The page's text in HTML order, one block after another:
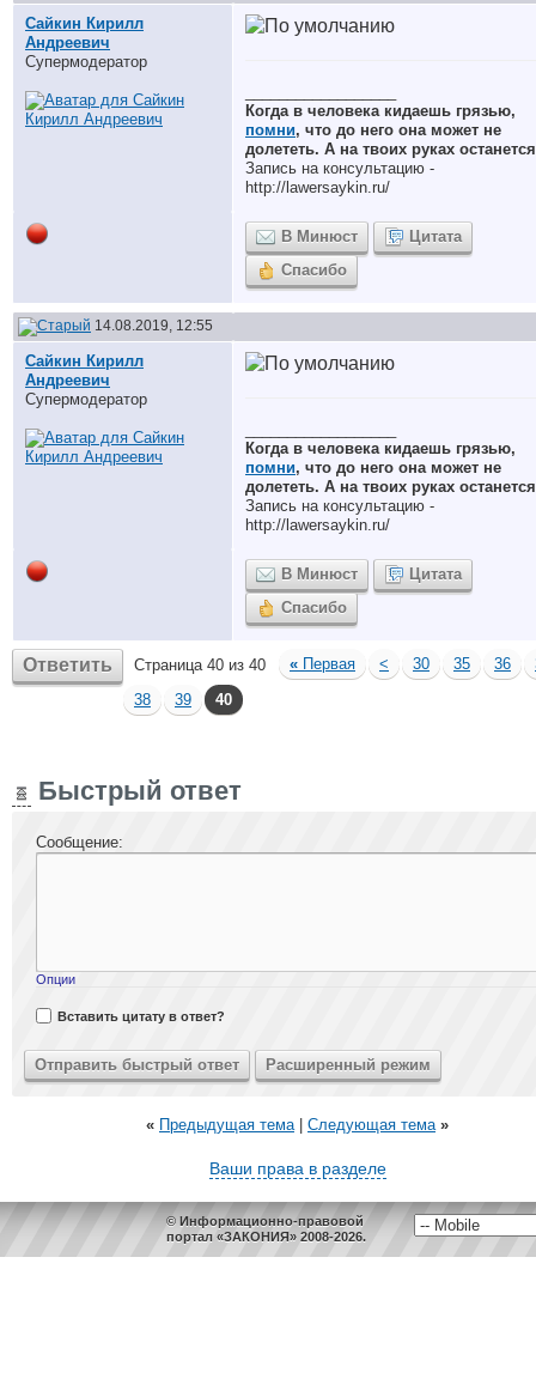
Сайкин Кирилл
Андреевич
Супермодератор
Когда в человека кидаешь грязью,
помни, что до него она может не
долететь. А на твоих руках
Запись на консультацию -
http://lawersaykin.ru/
В Минюст
Цитата
Спасибо
14.08.2019, 12:55
Сайкин Кирилл
Андреевич
Супермодератор
Когда в человека кидаешь грязью,
помни, что до него она может не
долететь. А на твоих руках
Запись на консультацию -
http://lawersaykin.ru/
В Минюст
Цитата
Спасибо
Ответить Страница 40 из 40 « Первая < 30 35 36
38
39 40
Быстрый ответ
Сообщение:
Опции
Вставить цитату в ответ?
« Предыдущая тема| Следующая тема »
Ваши права в разделе
© Информационно-правовой
портал «ЗАКОНИЯ» 2008-2026.